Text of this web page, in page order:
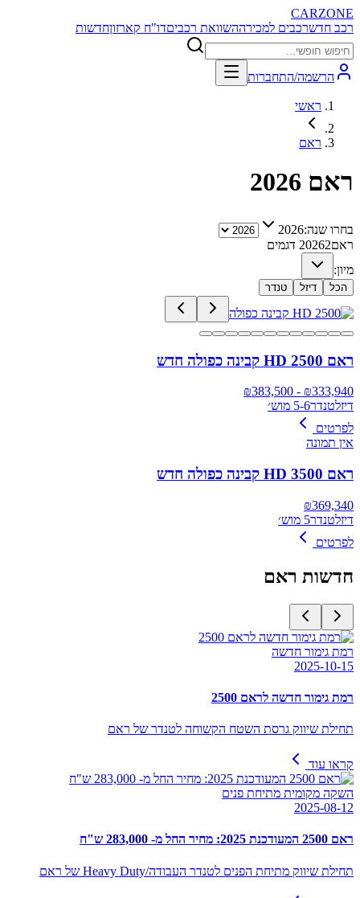
CARZONE
רכב חדשרכבים למכירההשוואת רכביםדו"ח קארזוןחדשות
הרשמה/התחברות
ראשי
ראם
ראם 2026
בחרו שנה:2026
ראם 20262
דגמים
מיון:
הכל דיזל טנדר
ראם 2500 HD קבינה כפולה חדש
₪333,940
- ₪
383,500
דיזלטנדר5-6 מוש׳
לפרטים
אין תמונה
ראם 3500 HD קבינה כפולה חדש
₪369,340
דיזלטנדר5 מוש׳
לפרטים
חדשות ראם
רמת גימור חדשה
2025-10-15
רמת גימור חדשה לראם 2500
תחילת שיווק גרסת השטח הקשוחה לטנדר של ראם
קראו עוד
השקה מקומית מתיחת פנים
2025-08-12
ראם 2500 המעודכנת 2025: מחיר החל מ- 283,000 ש"ח
תחילת שיווק מתיחת הפנים לטנדר העבודה/Heavy Duty של ראם